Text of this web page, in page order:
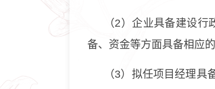
（2）企业具备建设
备、资金等方面具备相应的
（3）拟任项目经理